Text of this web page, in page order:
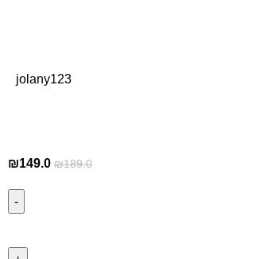
jolany123
₪189.0
₪149.0